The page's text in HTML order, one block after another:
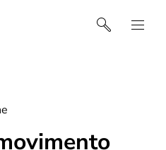
Keenfinity Group I Italy